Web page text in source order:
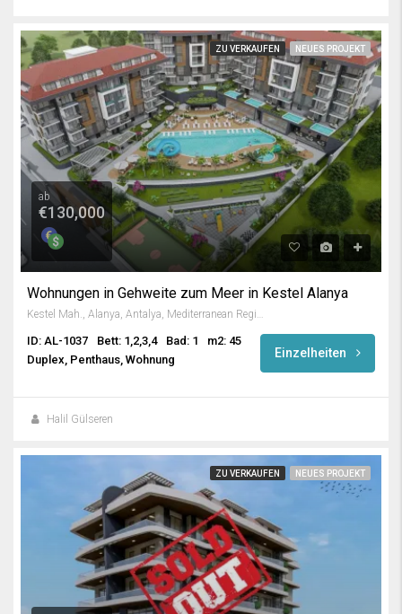
ZU VERKAUFEN NEUES PROJEKT
ab
€130,000
Wohnungen in Gehweite zum Meer in Kestel Alanya
Kestel Mah., Alanya, Antalya, Mediterranean Region, 07425, Turkey
ID: AL-1037 Bett: 1,2,3,4 Bad: 1
m2: 45
Duplex, Penthaus, Wohnung
Einzelheiten
Halil Gülseren
ZU VERKAUFEN NEUES PROJEKT